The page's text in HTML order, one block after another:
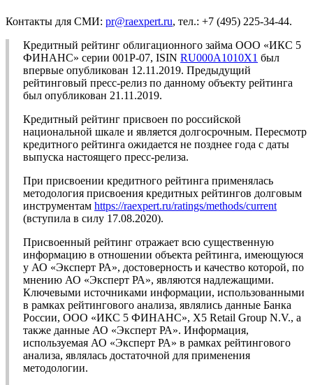
Контакты для СМИ: pr@raexpert.ru, тел.: +7 (495) 225-34-44.
Кредитный рейтинг облигационного займа ООО «ИКС 5
ФИНАНС» серии 001P-07, ISIN RU000A1010X1 был
впервые опубликован 12.11.2019. Предыдущий
рейтинговый пресс-релиз по данному объекту рейтинга
был опубликован 21.11.2019.
Кредитный рейтинг присвоен по российской
национальной шкале и является долгосрочным. Пересмотр
кредитного рейтинга ожидается не позднее года с даты
выпуска настоящего пресс-релиза.
При присвоении кредитного рейтинга применялась
методология присвоения кредитных рейтингов долговым
инструментам https://raexpert.ru/ratings/methods/current
(вступила в силу 17.08.2020).
Присвоенный рейтинг отражает всю существенную
информацию в отношении объекта рейтинга, имеющуюся
у АО «Эксперт РА», достоверность и качество которой, по
мнению АО «Эксперт РА», являются надлежащими.
Ключевыми источниками информации, использованными
в рамках рейтингового анализа, являлись данные Банка
России, ООО «ИКС 5 ФИНАНС», X5 Retail Group N.V., а
также данные АО «Эксперт РА». Информация,
используемая АО «Эксперт РА» в рамках рейтингового
анализа, являлась достаточной для применения
методологии.